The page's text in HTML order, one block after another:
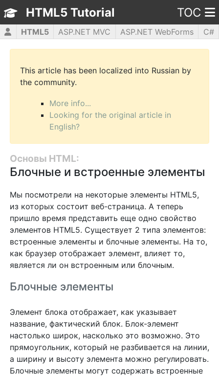
HTML5 Tutorial TOC
HTML5 ASP.NET MVC ASP.NET WebForms
C#
CSS3
JavaScript jQuery PHP5 WPF
This article has been localized into Russian by
the community.
More info...
Looking for the original article in
English?
Основы HTML:
Блочные и встроенные элементы
Мы посмотрели на некоторые элементы HTML5,
из которых состоит веб-страница. А теперь
пришло время представить еще одно свойство
элементов HTML5. Существует 2 типа элементов:
встроенные элементы и блочные элементы. На то,
как браузер отображает элемент, влияет то,
является ли он встроенным или блочным.
Блочные элементы
Элемент блока отображает, как указывает
название, фактический блок. Блок-элемент
настолько широк, насколько это возможно. Это
прямоугольник, который не разбивается на линии,
а ширину и высоту элемента можно регулировать.
Блочные элементы могут содержать встроенные